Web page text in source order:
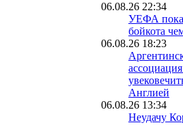
06.08.26 22:34
УЕФА пока
бойкота
06.08.26 18:23
Англией
06.08.26 13:34
Неудачу